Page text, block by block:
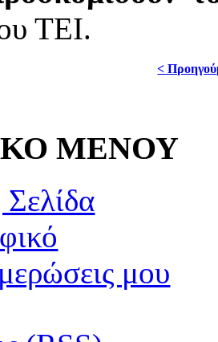
ΤΕΙ.
<
ΜΕΝΟΥ
μου